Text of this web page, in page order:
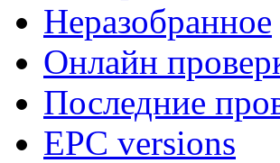
Неразобранное
Онлайн
Последние
EPC versions